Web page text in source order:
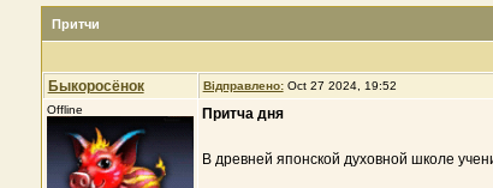
Притчи
Быкоросёнок Відправлено: Oct 27 2024, 19:52
Offline
Притча дня
В древней японской духовной школе